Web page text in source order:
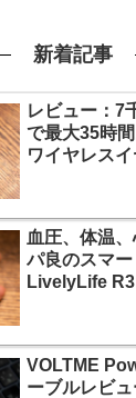
新着記事
レビュー：7
で最大35時
ワイヤレス
血圧、体温
パ良のスマー
LivelyLife
VOLTME
ーブルレビ